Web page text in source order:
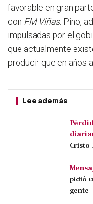
favorable en gran
con FM Viñas. Pino,
impulsadas por el
que actualmente
producir que en años
Lee además
Cristo
pidió
gente